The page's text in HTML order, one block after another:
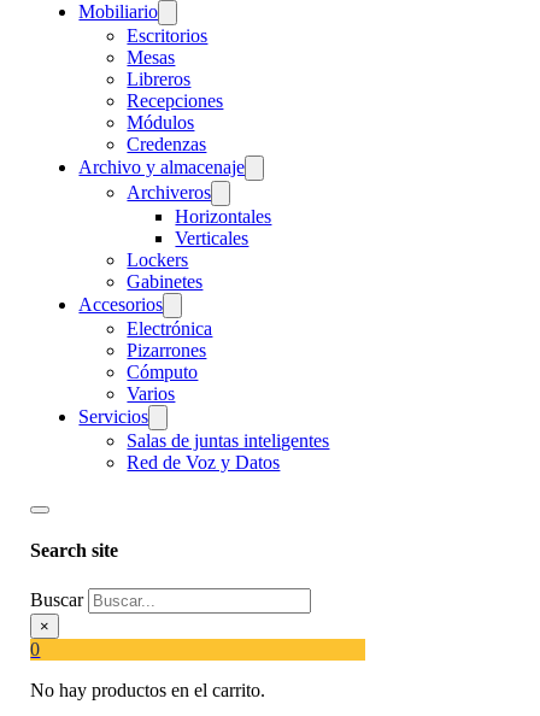
Mobiliario
Escritorios
Mesas
Libreros
Recepciones
Módulos
Credenzas
Archivo y almacenaje
Archiveros
Horizontales
Verticales
Lockers
Gabinetes
Accesorios
Electrónica
Pizarrones
Cómputo
Varios
Servicios
Salas de juntas inteligentes
Red de Voz y Datos
Search site
Buscar
×
0
No hay productos en el carrito.